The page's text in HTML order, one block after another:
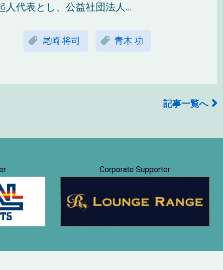
代表とし、公益社団法人...
尾崎 将司 青木 功
記事一覧へ
Corporate Supporter